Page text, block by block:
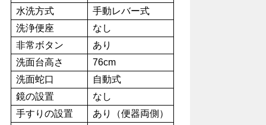
水洗方式
手動レバー式
洗浄便座
なし
非常ボタン
あり
洗面台高さ
76cm
洗面蛇口
自動式
鏡の設置
なし
手すりの設置
あり（便器両側）